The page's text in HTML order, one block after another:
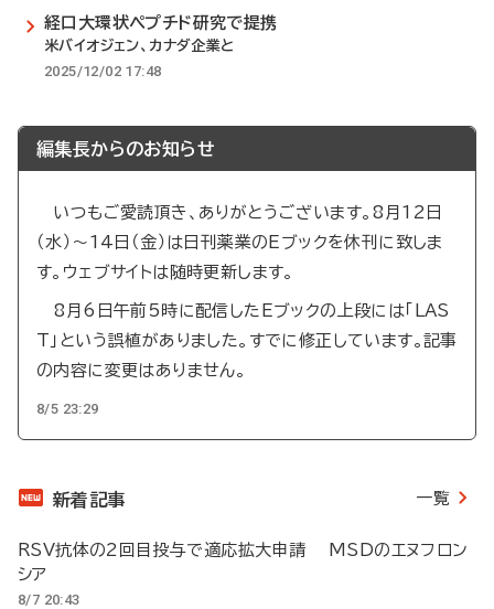
経口大環状ペプチド研究で提携
米バイオジェン、カナダ企業と
2025/12/02 17:48
編集長からのお知らせ
いつもご愛読頂き、ありがとうございます。8月12日
（水）～14日（金）は日刊薬業のEブックを休刊に致しま
す。ウェブサイトは随時更新します。
8月6日午前5時に配信したEブックの上段には「LAS
T」という誤植がありました。すでに修正しています。記事
の内容に変更はありません。
8/5 23:29
新着記事 一覧
RSV抗体の2回目投与で適応拡大申請 MSDのエヌフロン
シア
8/7 20:43